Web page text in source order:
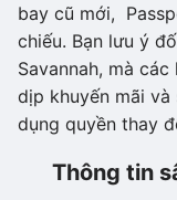
bay cũ mới,
chiếu. Bạn lưu ý
Savannah, mà
dịp khuyến mãi
dụng quyền thay
Thông tin